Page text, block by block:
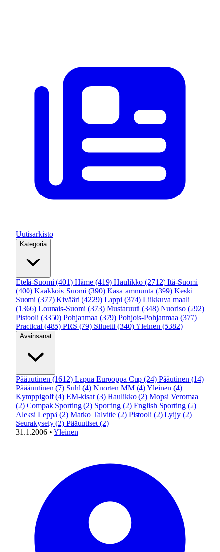
Uutisarkisto
Kategoria
Etelä-Suomi (401) Häme (419) Haulikko (2712) Itä-Suomi
(400) Kaakkois-Suomi (390) Kasa-ammunta (399) Keski-
Suomi (377) Kivääri (4229) Lappi (374) Liikkuva maali
(1366) Lounais-Suomi (373) Mustaruuti (348) Nuoriso (292)
Pistooli (3350) Pohjanmaa (379) Pohjois-Pohjanmaa (377)
Practical (485) PRS (79) Siluetti (340)Yleinen (5382)
Avainsanat
Pääuutinen (1612) Lapua Eurooppa Cup (24) Pääutinen (14)
Päääuutinen (7) Suhl (4) Nuorten MM (4)Yleinen (4)
Kymppigolf (4) EM-kisat (3) Haulikko (2) Mopsi Veromaa
(2) Compak Sporting (2) Sporting (2) English Sporting (2)
Aleksi Leppä (2) Marko Talvitie (2) Pistooli (2) Lyijy (2)
Seurakysely (2) Pääuutiset (2)
31.1.2006 • Yleinen